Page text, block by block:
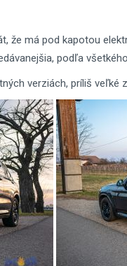
že má pod kapotou
podľa
verziách, príliš veľké